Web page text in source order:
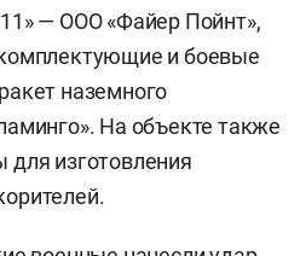
— ООО «Файер Пойнт»,
и боевые
наземного
На объекте также
для изготовления